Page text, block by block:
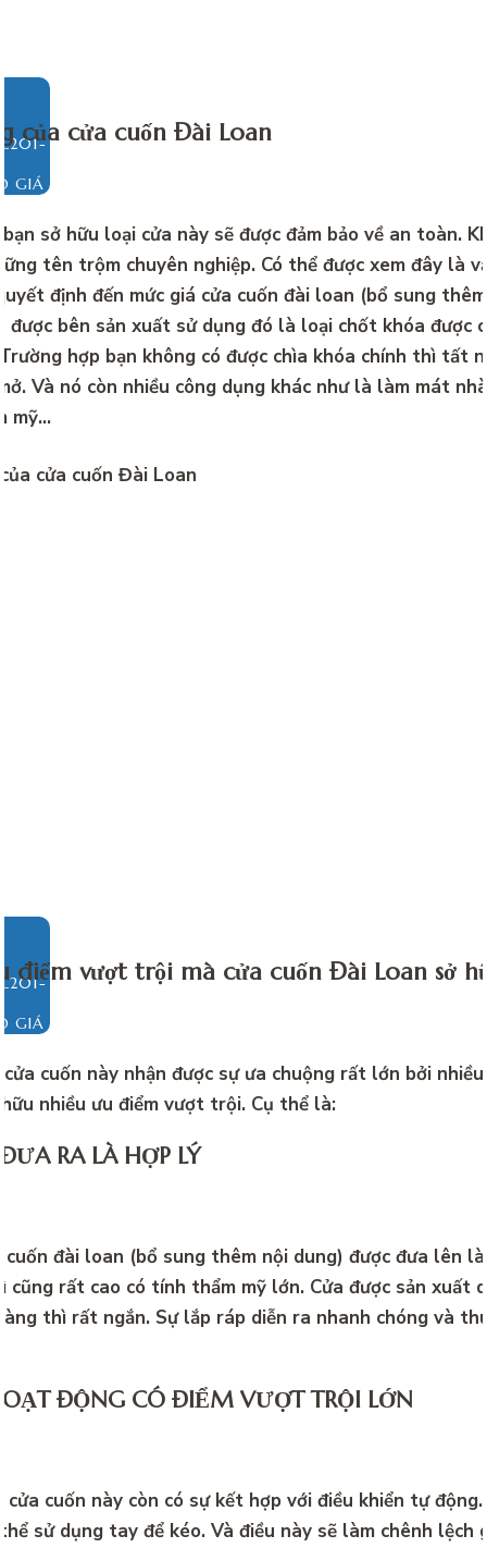
GIÁ
của cửa cuốn Đài Loan
sở hữu loại cửa này sẽ được đảm bảo về an toàn.
tên trộm chuyên nghiệp. Có thể được xem đây là
định đến mức giá cửa cuốn đài loan (bổ sung
được bên sản xuất sử dụng đó là loại chốt khóa được
hợp bạn không có được chìa khóa chính thì tất
Và nó còn nhiều công dụng khác như là làm mát
mỹ…
GIÁ
điểm vượt trội mà cửa cuốn Đài Loan sở
cuốn này nhận được sự ưa chuộng rất lớn bởi
nhiều ưu điểm vượt trội. Cụ thể là:
RA LÀ HỢP LÝ
đài loan (bổ sung thêm nội dung) được đưa lên
cũng rất cao có tính thẩm mỹ lớn. Cửa được sản xuất
thì rất ngắn. Sự lắp ráp diễn ra nhanh chóng và
ĐỘNG CÓ ĐIỂM VƯỢT TRỘI LỚN
cửa cuốn này còn có sự kết hợp với điều khiển tự
sử dụng tay để kéo. Và điều này sẽ làm chênh lệch